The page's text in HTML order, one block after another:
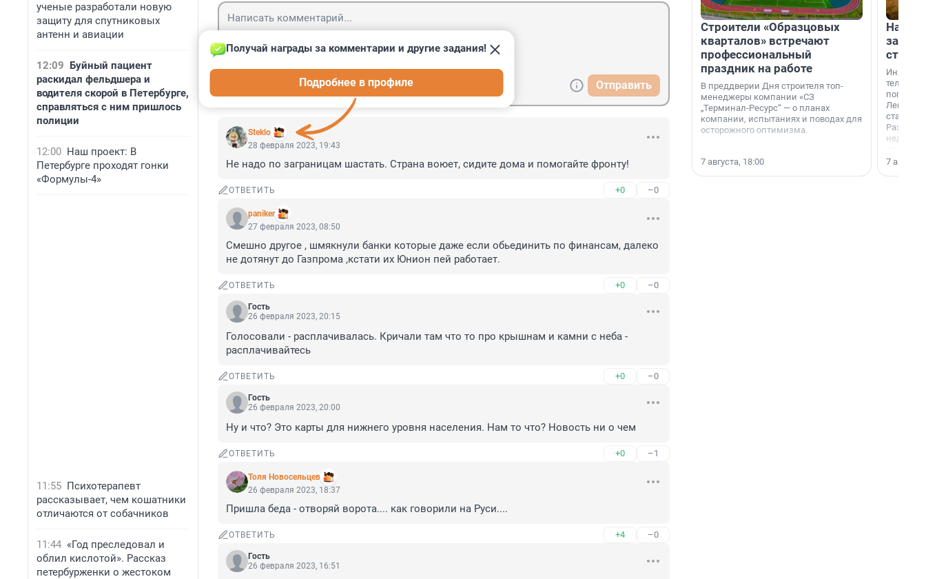
ученые разработали новую
защиту для спутниковых
антенн и авиации
12:09 Буйный пациент
раскидал фельдшера и
водителя скорой в Петербурге,
справляться с ним пришлось
полиции
12:00 Наш проект: В
Петербурге проходят гонки
«Формулы-4»
11:55 Психотерапевт
рассказывает, чем кошатники
отличаются от собачников
11:44 «Год преследовал и
облил кислотой». Рассказ
петербурженки о жестоком
Отправить
Steklo
Получай награды за комментарии и другие задания!
Подробнее в профиле
28 февраля 2023, 19:43
Не надо по заграницам шастать. Страна воюет, сидите дома и помогайте фронту!
ОТВЕТИТЬ +0 –0
paniker
27 февраля 2023, 08:50
Смешно другое , шмякнули банки которые даже если обьединить по финансам, далеко
не дотянут до Газпрома ,кстати их Юнион пей работает.
ОТВЕТИТЬ +0 –0
Гость
26 февраля 2023, 20:15
Голосовали - расплачивалась. Кричали там что то про крышнам и камни с неба -
расплачивайтесь
ОТВЕТИТЬ +0 –0
Гость
26 февраля 2023, 20:00
Ну и что? Это карты для нижнего уровня населения. Нам то что? Новость ни о чем
ОТВЕТИТЬ +0 –1
Толя Новосельцев
26 февраля 2023, 18:37
Пришла беда - отворяй ворота.... как говорили на Руси....
ОТВЕТИТЬ +4 –0
Гость
26 февраля 2023, 16:51
Строители «Образцовых
кварталов» встречают
профессиональный
праздник на работе
В преддверии Дня строителя топ-
менеджеры компании «СЗ
„Терминал-Ресурс“ — о планах
компании, испытаниях и поводах для
осторожного оптимизма.
7 августа, 18:00
На
станции
7